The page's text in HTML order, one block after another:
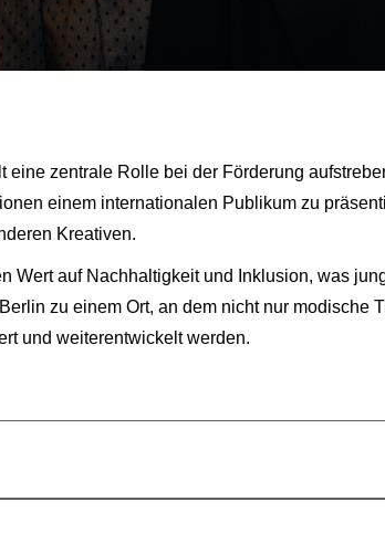
eine zentrale Rolle bei der Förderung
einem internationalen Publikum zu
Kreativen.
Wert auf Nachhaltigkeit und Inklusion, was
zu einem Ort, an dem nicht nur modische
und weiterentwickelt werden.